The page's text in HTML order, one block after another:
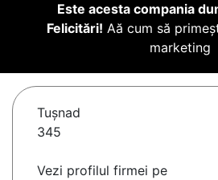
Este acesta compania
Felicitări! Aă cum să
marketing
Tuşnad
345
Vezi profilul firmei pe